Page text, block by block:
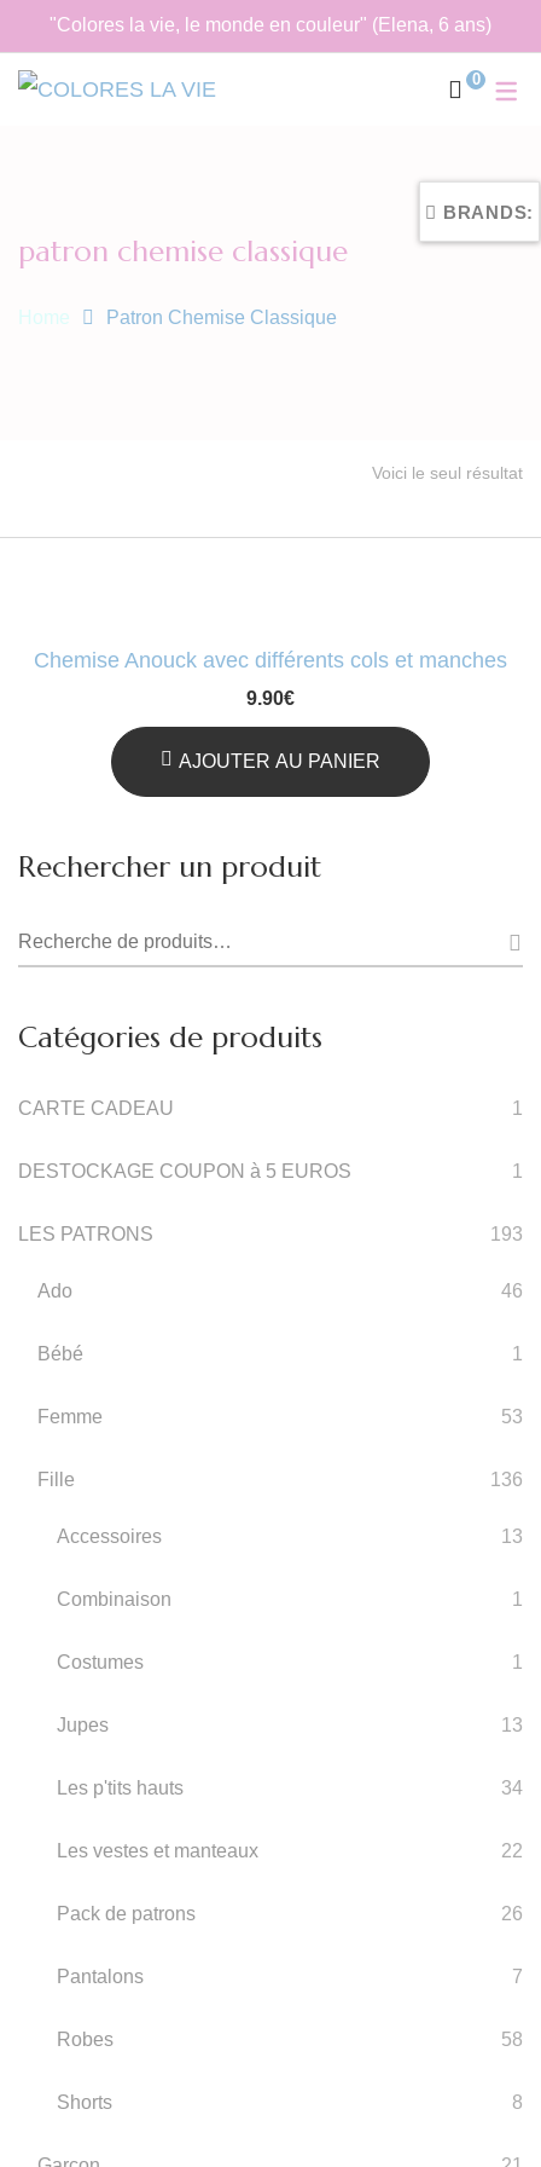
"Colores la vie, le monde en couleur" (Elena, 6 ans)
0
patron chemise classique
Home Patron Chemise Classique
Voici le seul résultat
Chemise Anouck avec différents cols et manches
9.90€
AJOUTER AU PANIER
Rechercher un produit
Recherche
Catégories de produits
CARTE CADEAU 1
DESTOCKAGE COUPON à 5 EUROS 1
LES PATRONS 193
Ado 46
Bébé 1
Femme 53
Fille 136
Accessoires 13
Combinaison 1
Costumes 1
Jupes 13
Les p'tits hauts 34
Les vestes et manteaux 22
Pack de patrons 26
Pantalons 7
Robes 58
Shorts 8
BRANDS: